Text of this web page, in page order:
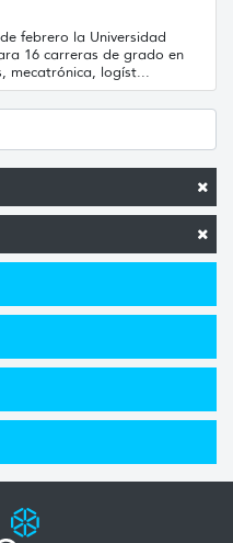
febrero la Universidad
16 carreras de grado en
mecatrónica, logíst...